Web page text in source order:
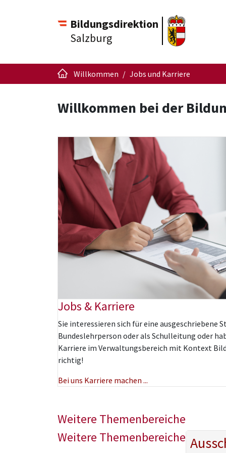
Bildungsdirektion
Salzburg
Willkommen Jobs und Karriere
Willkommen bei der
Jobs & Karriere
Sie interessieren sich für eine ausgeschriebene
Bundeslehrperson oder als Schulleitung oder
Karriere im Verwaltungsbereich mit Kontext
richtig!
Bei uns Karriere machen ...
Weitere Themenbereiche
Weitere Themenbereiche